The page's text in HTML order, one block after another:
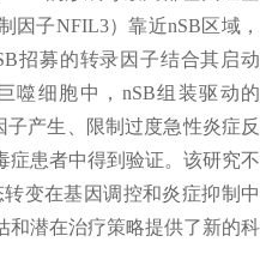
因子NFIL3）靠近nSB区域，
招募的转录因子结合其启动
噬细胞中，nSB组装驱动的
产生、限制过度急性炎症反
症患者中得到验证。该研究不
变在基因调控和炎症抑制中
和潜在治疗策略提供了新的科